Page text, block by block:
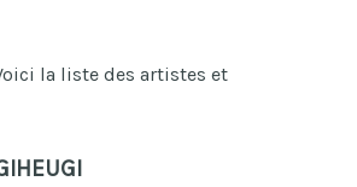
la liste des artistes et